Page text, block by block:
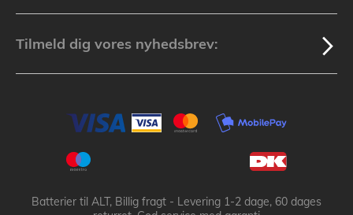
Tilmeld dig vores nyhedsbrev:
Batterier til ALT, Billig fragt - Levering 1-2 dage, 60 dages